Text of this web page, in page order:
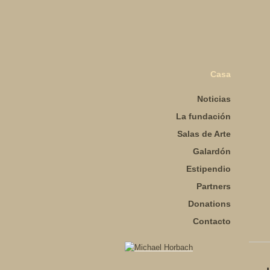
Casa
Noticias
La fundación
Salas de Arte
Galardón
Estipendio
Partners
Donations
Contacto